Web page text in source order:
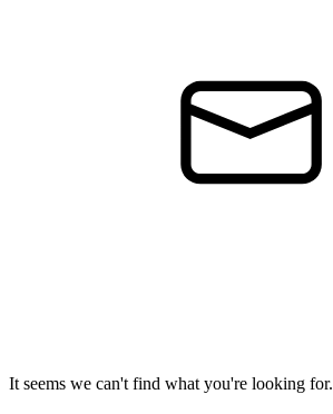
It seems we can't find what you're looking for.